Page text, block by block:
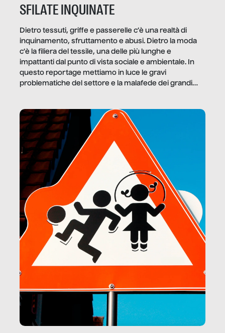
SFILATE INQUINATE
Dietro tessuti, griffe e passerelle c’è una realtà di
inquinamento, sfruttamento e abusi. Dietro la moda
c’è la filiera del tessile, una delle più lunghe e
impattanti dal punto di vista sociale e ambientale. In
questo reportage mettiamo in luce le gravi
problematiche del settore e la malafede dei grandi